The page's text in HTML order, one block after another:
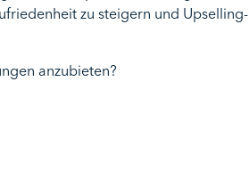
zu steigern und Upselling-
anzubieten?